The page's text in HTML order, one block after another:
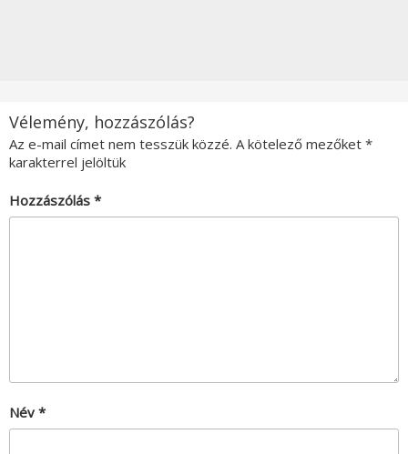
Vélemény, hozzászólás?
Az e-mail címet nem tesszük közzé. A kötelező mezőket *
karakterrel jelöltük
Hozzászólás *
Név *